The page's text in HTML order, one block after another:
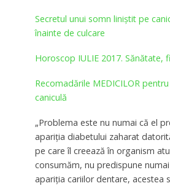
Secretul unui somn liniştit pe
înainte de culcare
Horoscop IULIE 2017. Sănătate,
Recomadările MEDICILOR
caniculă
„Problema este nu numai că el
apariţia diabetului zaharat
pe care îl creează în organism
consumăm, nu predispune
apariţia cariilor dentare, acestea